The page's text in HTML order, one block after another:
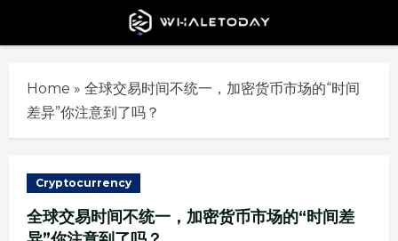
Home » 全球交易时间不统一，加密货币市场的“时间
差异”你注意到了吗？
Cryptocurrency
全球交易时间不统一，加密货币市场的“时间差